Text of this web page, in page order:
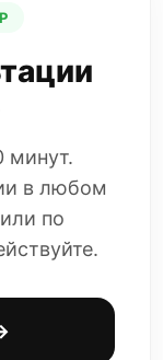
на
минут.
в любом
по